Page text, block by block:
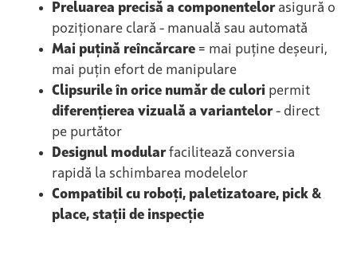
Preluarea precisă a componentelorasigură o
poziționare clară - manuală sau automată
Mai puțină reîncărcare = mai puține deșeuri,
mai puțin efort de manipulare
Clipsurile în orice număr de culori permit
diferențierea vizuală a variantelor- direct
pe purtător
Designul modularfacilitează conversia
rapidă la schimbarea modelelor
Compatibil cu roboți, paletizatoare, pick &
place, stații de inspecție